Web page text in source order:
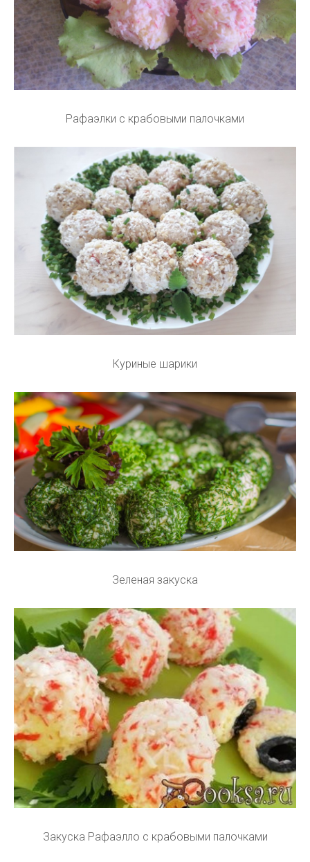
Рафаэлки с крабовыми палочками
Куриные шарики
Зеленая закуска
Закуска Рафаэлло с крабовыми палочками